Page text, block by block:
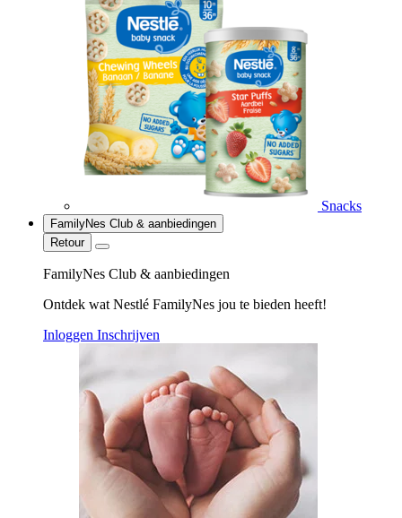
Snacks
FamilyNes Club & aanbiedingen
Retour
FamilyNes Club & aanbiedingen
Ontdek wat Nestlé FamilyNes jou te bieden heeft!
Inloggen Inschrijven